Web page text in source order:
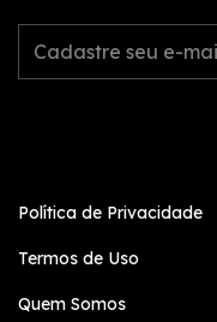
Política de Privacidade
Termos de Uso
Quem Somos